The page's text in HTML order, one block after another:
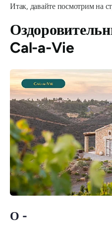
Итак, давайте посмотрим на
Cal-a-Vie
О -